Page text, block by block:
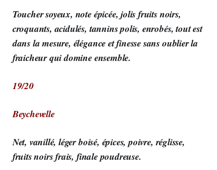
Toucher soyeux, note épicée, jolis fruits noirs,
croquants, acidulés, tannins polis, enrobés, tout est
dans la mesure, élégance et finesse sans oublier la
fraicheur qui domine ensemble.
19/20
Beychevelle
Net, vanillé, léger boisé, épices, poivre, réglisse,
fruits noirs frais, finale poudreuse.